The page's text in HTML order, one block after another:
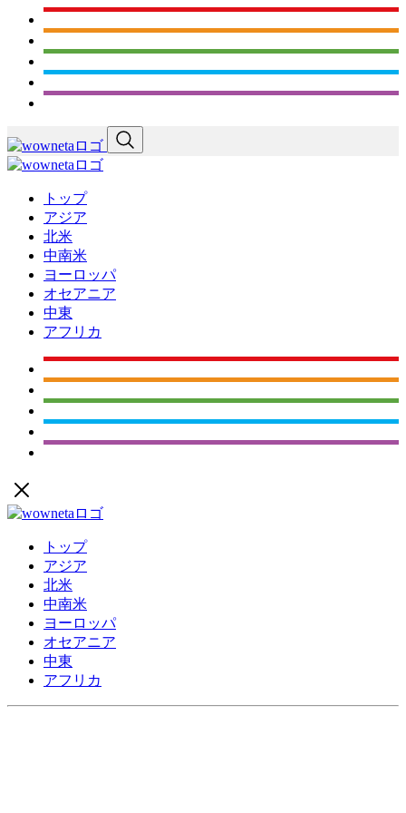
トップ
アジア
北米
中南米
ヨーロッパ
オセアニア
中東
アフリカ
トップ
アジア
北米
中南米
ヨーロッパ
オセアニア
中東
アフリカ